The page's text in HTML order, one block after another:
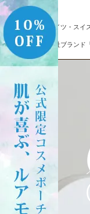
ドイツ・ス
自社ブラン